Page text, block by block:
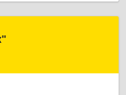
обл, Карасукский р-н,